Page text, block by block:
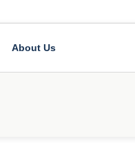
About Us